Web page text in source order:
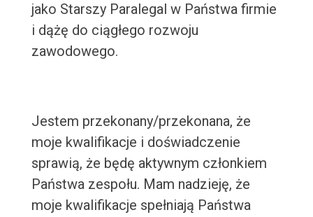
jako Starszy Paralegal w Państwa firmie
i dążę do ciągłego rozwoju
zawodowego.
Jestem przekonany/przekonana, że
moje kwalifikacje i doświadczenie
sprawią, że będę aktywnym członkiem
Państwa zespołu. Mam nadzieję, że
moje kwalifikacje spełniają Państwa